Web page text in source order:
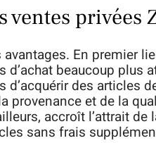
ventes privées
En premier
beaucoup plus
des articles
provenance et de la
accroît l’attrait de
sans frais